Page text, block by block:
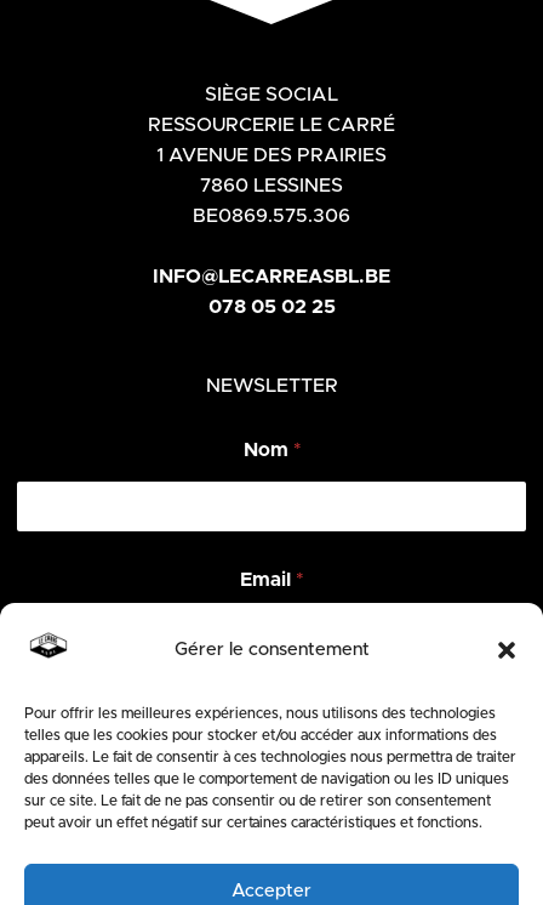
Gérer le consentement
Pour offrir les meilleures expériences, nous utilisons des technologies
telles que les cookies pour stocker et/ou accéder aux informations des
appareils. Le fait de consentir à ces technologies nous permettra de traiter
des données telles que le comportement de navigation ou les ID uniques
sur ce site. Le fait de ne pas consentir ou de retirer son consentement
peut avoir un effet négatif sur certaines caractéristiques et fonctions.
Accepter
SIÈGE SOCIAL
RESSOURCERIE LE CARRÉ
1 AVENUE DES PRAIRIES
7860 LESSINES
BE0869.575.306
INFO@LECARREASBL.BE
078 05 02 25
NEWSLETTER
m
a
o
Nom *
Email *
ENVOYER
SUIVEZ-NOUS